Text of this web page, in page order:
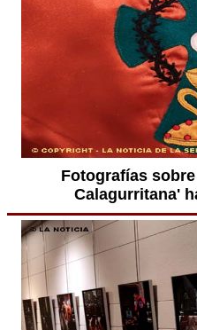
Fotografías
Calagurritana'